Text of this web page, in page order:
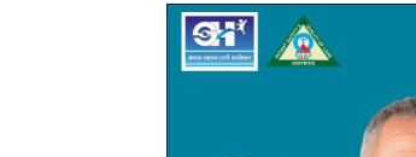
पटेवा (महासमुंद)। ग्राम बावनकेरा
जानकारी के अनुसार, ग्राम बावनकेरा
दोपहर लगभग 2 बजे अपनी हीरो